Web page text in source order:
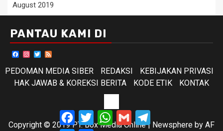
August 2019
PANTAU KAMI DI
Facebook
Instagram
Twitter
PEDOMAN MEDIA SIBER
REDAKSI
KEBIJAKAN PRIVASI
HAK JAWAB & KOREKSI BERITA
KODE ETIK KONTAK
ETIK
Copyright © 2019 PT. Box Media Online| Newsphere by AF
Facebook
TwitterWhatsApp
Gmail